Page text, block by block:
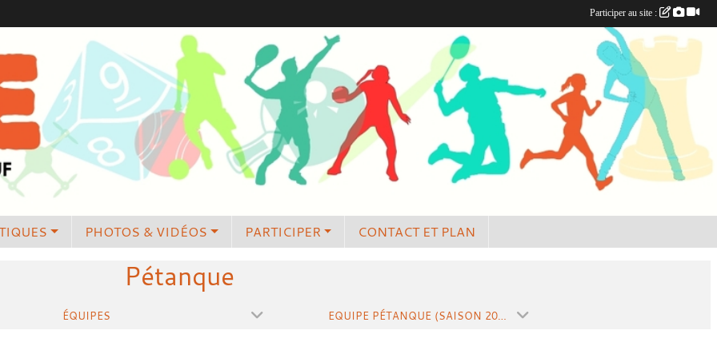
PHOTOS & VIDÉOS PARTICIPER CONTACT ET PLAN
Pétanque
ÉQUIPES EQUIPE PÉTANQUE (SAISON 2018-2019)
Participer au site :